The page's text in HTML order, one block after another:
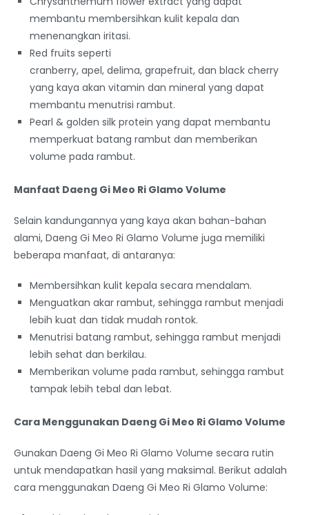
membantu membersihkan kulit kepala dan
menenangkan iritasi.
Red fruits seperti
cranberry, apel, delima, grapefruit, dan black cherry
yang kaya akan vitamin dan mineral yang dapat
membantu menutrisi rambut.
Pearl & golden silk protein yang dapat membantu
memperkuat batang rambut dan memberikan
volume pada rambut.
Manfaat Daeng Gi Meo Ri Glamo Volume
Selain kandungannya yang kaya akan bahan-bahan
alami, Daeng Gi Meo Ri Glamo Volume juga memiliki
beberapa manfaat, di antaranya:
Membersihkan kulit kepala secara mendalam.
Menguatkan akar rambut, sehingga rambut menjadi
lebih kuat dan tidak mudah rontok.
Menutrisi batang rambut, sehingga rambut menjadi
lebih sehat dan berkilau.
Memberikan volume pada rambut, sehingga rambut
tampak lebih tebal dan lebat.
Cara Menggunakan Daeng Gi Meo Ri Glamo Volume
Gunakan Daeng Gi Meo Ri Glamo Volume secara rutin
untuk mendapatkan hasil yang maksimal. Berikut adalah
cara menggunakan Daeng Gi Meo Ri Glamo Volume: